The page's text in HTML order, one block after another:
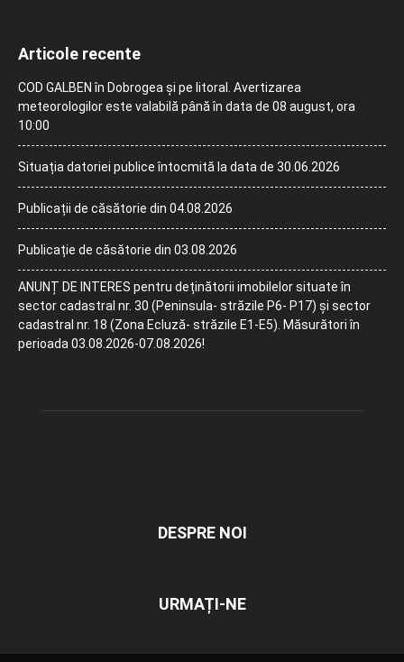
Articole recente
COD GALBEN în Dobrogea și pe litoral. Avertizarea
meteorologilor este valabilă până în data de 08 august, ora
10:00
Situația datoriei publice întocmită la data de 30.06.2026
Publicații de căsătorie din 04.08.2026
Publicație de căsătorie din 03.08.2026
ANUNȚ DE INTERES pentru deținătorii imobilelor situate în
sector cadastral nr. 30 (Peninsula- străzile P6- P17) și sector
cadastral nr. 18 (Zona Ecluză- străzile E1-E5). Măsurători în
perioada 03.08.2026-07.08.2026!
DESPRE NOI
URMAȚI-NE